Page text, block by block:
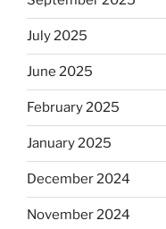
July 2025
June 2025
February 2025
January 2025
December 2024
November 2024